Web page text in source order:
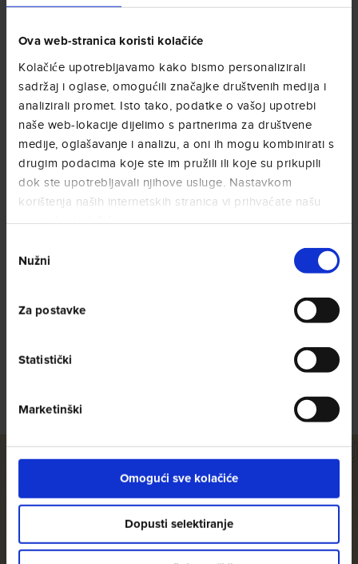
Ova web-stranica koristi kolačiće
Kolačiće upotrebljavamo kako bismo personalizirali
sadržaj i oglase, omogućili značajke društvenih medija i
analizirali promet. Isto tako, podatke o vašoj upotrebi
naše web-lokacije dijelimo s partnerima za društvene
medije, oglašavanje i analizu, a oni ih mogu kombinirati s
drugim podacima koje ste im pružili ili koje su prikupili
dok ste upotrebljavali njihove usluge. Nastavkom
korištenja naših internetskih stranica vi prihvaćate našu
upotrebu kolačića.
pristanka
Nužni
Za postavke
Statistički
Marketinški
Omogući sve kolačiće
Dopusti selektiranje
baš za svaku metodu pripreme.
VAFLI KAPSULE
SVI PROIZVODI